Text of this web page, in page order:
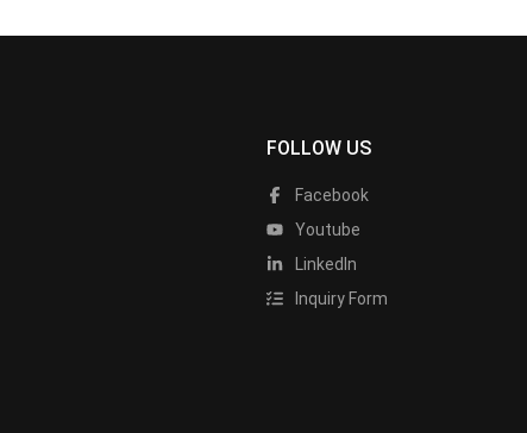
FOLLOW US
Facebook
Youtube
LinkedIn
Inquiry Form